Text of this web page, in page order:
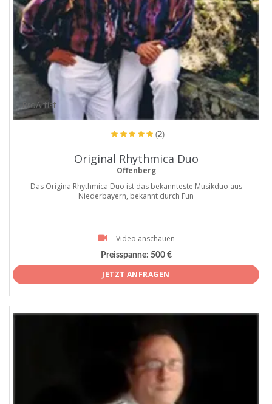
ProArtist
(2)
Original Rhythmica Duo
Offenberg
Das Origina Rhythmica Duo ist das bekannteste Musikduo aus
Niederbayern, bekannt durch Fun
Video anschauen
Preisspanne: 500 €
JETZT ANFRAGEN